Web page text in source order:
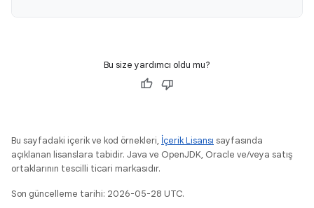
Bu size yardımcı oldu mu?
Bu sayfadaki içerik ve kod örnekleri, İçerik Lisansı sayfasında
açıklanan lisanslara tabidir. Java ve OpenJDK, Oracle ve/veya satış
ortaklarının tescilli ticari markasıdır.
Son güncelleme tarihi: 2026-05-28 UTC.